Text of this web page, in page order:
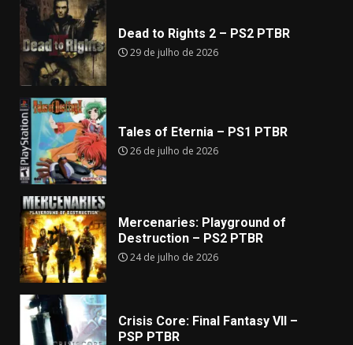
Dead to Rights 2 – PS2 PTBR
29 de julho de 2026
Tales of Eternia – PS1 PTBR
26 de julho de 2026
Mercenaries: Playground of
Destruction – PS2 PTBR
24 de julho de 2026
Crisis Core: Final Fantasy VII –
PSP PTBR